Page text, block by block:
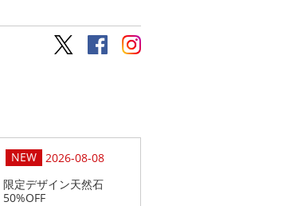
2026-08-08
限定デザイン天然石
50%OFF